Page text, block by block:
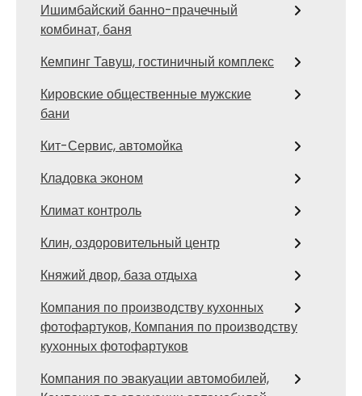
Ишимбайский банно-прачечный
комбинат, баня
Кемпинг Тавуш, гостиничный комплекс
Кировские общественные мужские
бани
Кит-Сервис, автомойка
Кладовка эконом
Климат контроль
Клин, оздоровительный центр
Княжий двор, база отдыха
Компания по производству кухонных
фотофартуков, Компания по производству
кухонных фотофартуков
Компания по эвакуации автомобилей,